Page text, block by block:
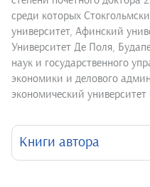
среди которых
университет, Афинский
Университет Де Поля,
наук и государственного
экономики и делового
экономический
Книги автора